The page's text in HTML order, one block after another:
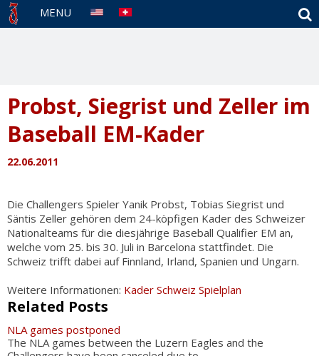
MENU
Probst, Siegrist und Zeller im
Baseball EM-Kader
22.06.2011
Die Challengers Spieler Yanik Probst, Tobias Siegrist und
Säntis Zeller gehören dem 24-köpfigen Kader des Schweizer
Nationalteams für die diesjährige Baseball Qualifier EM an,
welche vom 25. bis 30. Juli in Barcelona stattfindet. Die
Schweiz trifft dabei auf Finnland, Irland, Spanien und Ungarn.
Weitere Informationen: Kader Schweiz Spielplan
Related Posts
NLA games postponed
The NLA games between the Luzern Eagles and the